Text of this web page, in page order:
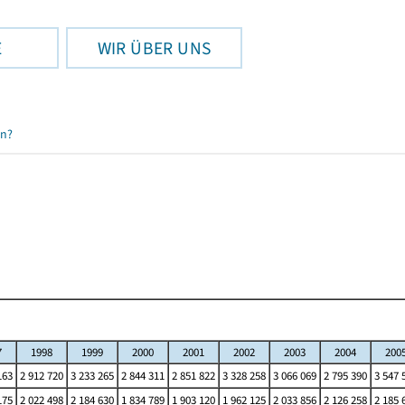
WIR ÜBER UNS
1998 1999 2000 2001 2002 2003 2004
2 912 720 3 233 265 2 844 311 2 851 822 3 328 258 3 066 069 2 795 390 3 547
2 022 498 2 184 630 1 834 789 1 903 120 1 962 125 2 033 856 2 126 258 2 185